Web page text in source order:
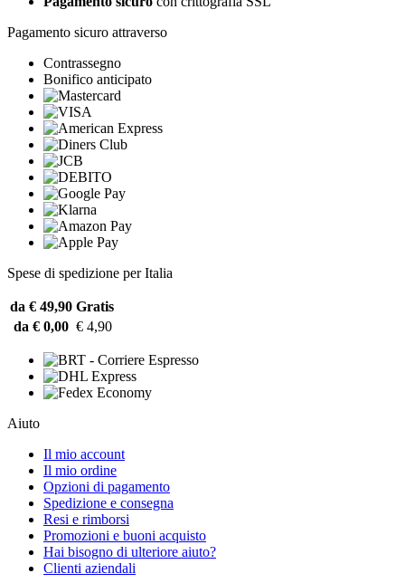
Pagamento sicuro attraverso
Contrassegno
Bonifico anticipato
Spese di spedizione per Italia
da € 49,90 Gratis
da € 0,00 € 4,90
Aiuto
Il mio account
Il mio ordine
Opzioni di pagamento
Spedizione e consegna
Resi e rimborsi
Promozioni e buoni acquisto
Hai bisogno di ulteriore aiuto?
Clienti aziendali